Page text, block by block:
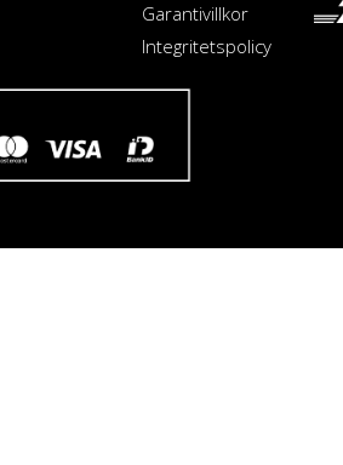
Garantivillkor
Integritetspolicy